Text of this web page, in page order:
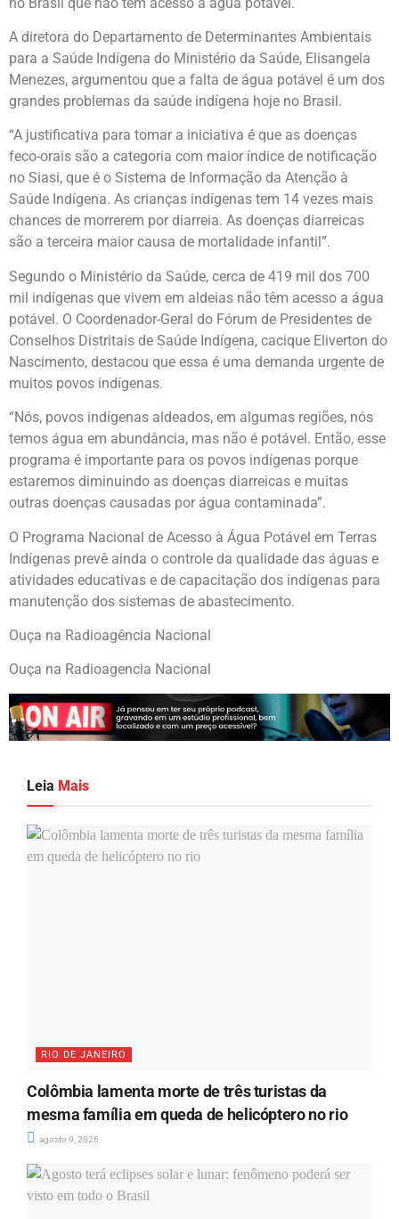
A diretora do Departamento de Determinantes Ambientais
para a Saúde Indígena do Ministério da Saúde, Elisangela
Menezes, argumentou que a falta de água potável é um dos
grandes problemas da saúde indígena hoje no Brasil.
“A justificativa para tomar a iniciativa é que as doenças
feco-orais são a categoria com maior índice de notificação
no Siasi, que é o Sistema de Informação da Atenção à
Saúde Indígena. As crianças indígenas tem 14 vezes mais
chances de morrerem por diarreia. As doenças diarreicas
são a terceira maior causa de mortalidade infantil”.
Segundo o Ministério da Saúde, cerca de 419 mil dos 700
mil indígenas que vivem em aldeias não têm acesso a água
potável. O Coordenador-Geral do Fórum de Presidentes de
Conselhos Distritais de Saúde Indígena, cacique Eliverton do
Nascimento, destacou que essa é uma demanda urgente de
muitos povos indígenas.
“Nós, povos indígenas aldeados, em algumas regiões, nós
temos água em abundância, mas não é potável. Então, esse
programa é importante para os povos indígenas porque
estaremos diminuindo as doenças diarreicas e muitas
outras doenças causadas por água contaminada”.
O Programa Nacional de Acesso à Água Potável em Terras
Indígenas prevê ainda o controle da qualidade das águas e
atividades educativas e de capacitação dos indígenas para
manutenção dos sistemas de abastecimento.
Ouça na Radioagência Nacional
Ouça na Radioagencia Nacional
Leia Mais
RIO DE JANEIRO
Colômbia lamenta morte de três turistas da
mesma família em queda de helicóptero no rio
agosto 9, 2026